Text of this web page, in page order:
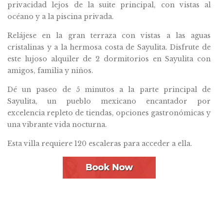
privacidad lejos de la suite principal, con vistas al
océano y a la piscina privada.
Relájese en la gran terraza con vistas a las aguas
cristalinas y a la hermosa costa de Sayulita. Disfrute de
este lujoso alquiler de 2 dormitorios en Sayulita con
amigos, familia y niños.
Dé un paseo de 5 minutos a la parte principal de
Sayulita, un pueblo mexicano encantador por
excelencia repleto de tiendas, opciones gastronómicas y
una vibrante vida nocturna.
Esta villa requiere 120 escaleras para acceder a ella.